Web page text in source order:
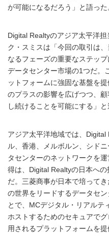
が可能になるだろう」と語った
Digital Realtyのアジア太平洋
ク・スミスは「今回の取引は
なるフェーズの重要なステッ
データセンター市場の1つだ。
ットフォームに強固な基盤を
のプラスの影響を広げつつ、
し続けることを可能にする」と
アジア太平洋地域では、
ル、香港、メルボルン、シド
タセンターのネットワークを
得は、Digital Realtyの日本へ
だ。三菱商事が日本で培って
の世界をリードするデータセ
とで、MCデジタル・リアルテ
ホストするためのセキュアで
用されるプラットフォームを提